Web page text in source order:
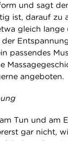
und sagt
ist, darauf zu
gleich
der
passendes
angeboten.
Tun und am
gar nicht,